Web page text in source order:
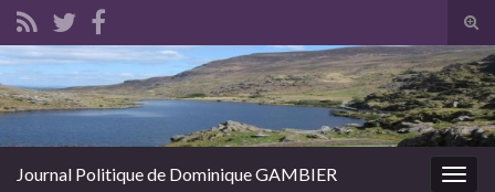
Search for:
Journal Politique de Dominique GAMBIER